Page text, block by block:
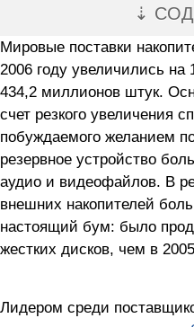
⇣
Мировые поставки
2006 году увеличились
434,2 миллионов штук.
счет резкого увеличения
побуждаемого желанием
резервное устройство
аудио и видеофайлов. В
внешних накопителей
настоящий бум: было
жестких дисков, чем в
Лидером среди